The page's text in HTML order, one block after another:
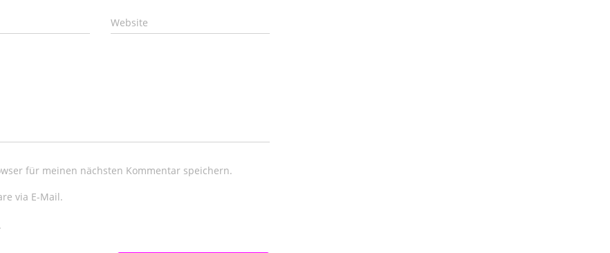
Website
für meinen nächsten Kommentar speichern.
via E-Mail.